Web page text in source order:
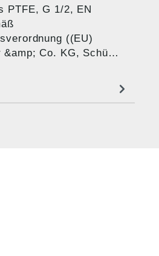
PTFE, G 1/2, EN
((EU)
&amp; Co. KG, Schü…